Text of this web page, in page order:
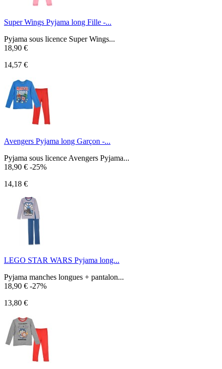
Super Wings Pyjama long Fille -...
Pyjama sous licence Super Wings...
18,90 €
14,57 €
Avengers Pyjama long Garçon -...
Pyjama sous licence Avengers Pyjama...
18,90 € -25%
14,18 €
LEGO STAR WARS Pyjama long...
Pyjama manches longues + pantalon...
18,90 € -27%
13,80 €